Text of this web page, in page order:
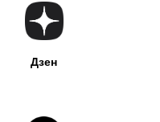
Дзен